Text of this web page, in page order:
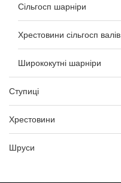
Сільгосп шарніри
Хрестовини сільгосп валів
Ширококутні шарніри
Ступиці
Хрестовини
Шруси